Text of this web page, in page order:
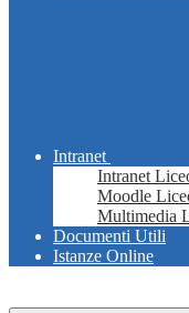
Intranet
Intranet
Moodle
Multimedia
Documenti Utili
Istanze Online